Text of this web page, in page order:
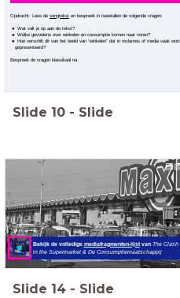
Opdracht: Lees desongtekst en bespreek in tweetallen de volgende vragen:
Wat valt je op aan de tekst?
Welke gevoelens over winkelen en consumptie komen naar voren?
Hoe verschilt dit van het beeld van “winkelen” dat in reclames of media vaak
gepresenteerd?
Bespreek de vragen klassikaal na.
Slide 10 - Slide
Bekijk de volledige mediafragmenten-lijstvan The Clash
in the Supermarket & De Consumptiemaatschappij
Slide 14 - Slide